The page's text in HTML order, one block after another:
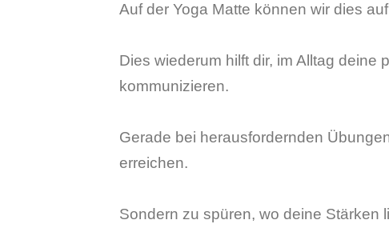
Auf der Yoga Matte können wir dies
Dies wiederum hilft dir, im Alltag
kommunizieren.
Gerade bei herausfordernden
erreichen.
Sondern zu spüren, wo deine Stärken